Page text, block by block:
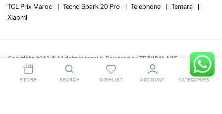
TCL Prix Maroc
Tecno Spark 20 Pro Telephone
Temara
Xiaomi
Copyright 2022 © All right reserved. Powered by TECHPALACE
STORE SEARCH WISHLIST ACCOUNT CATEGORIES